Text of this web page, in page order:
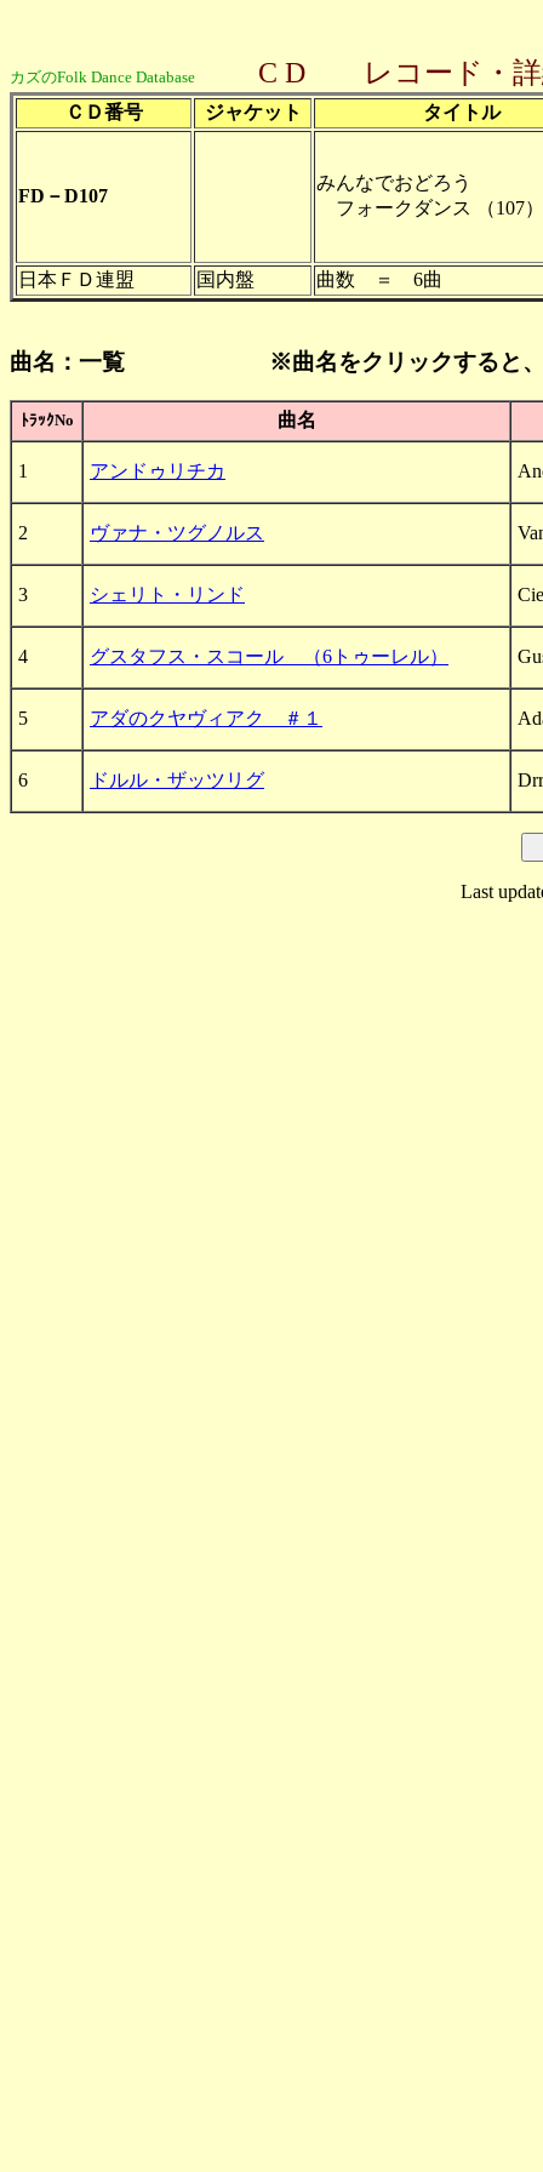
カズのFolk Dance Database C D レコード・詳
ＣＤ番号 ジャケット タイトル
FD－D107
みんなでおどろう
フォークダンス （107）
日本ＦＤ連盟 国内盤 曲数 ＝ 6曲
曲名：一覧 ※曲名をクリックすると
ﾄﾗｯｸNo 曲名
1 アンドゥリチカ
2 ヴァナ・ツグノルス
3 シェリト・リンド
4 グスタフス・スコール （6トゥーレル）
5 アダのクヤヴィアク ＃１
6 ドルル・ザッツリグ
Last